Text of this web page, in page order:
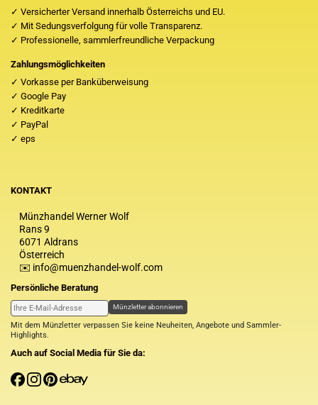
✓ Versicherter Versand innerhalb Österreichs und EU.
✓ Mit Sedungsverfolgung für volle Transparenz.
✓ Professionelle, sammlerfreundliche Verpackung
Zahlungsmöglichkeiten
✓ Vorkasse per Banküberweisung
✓ Google Pay
✓ Kreditkarte
✓ PayPal
✓ eps
KONTAKT
Münzhandel Werner Wolf
Rans 9
6071 Aldrans
Österreich
✉️ info@muenzhandel-wolf.com
Persönliche Beratung
Münzletter abonnieren
Mit dem Münzletter verpassen Sie keine Neuheiten, Angebote und Sammler-
Highlights.
Auch auf Social Media für Sie da: